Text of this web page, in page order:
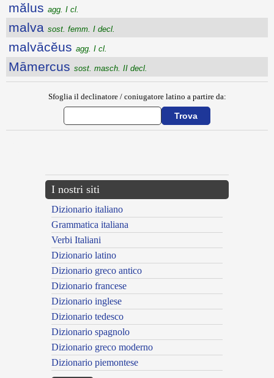
mălus agg. I cl.
malva sost. femm. I decl.
malvācĕus agg. I cl.
Māmercus sost. masch. II decl.
Sfoglia il declinatore / coniugatore latino a partire da:
I nostri siti
Dizionario italiano
Grammatica italiana
Verbi Italiani
Dizionario latino
Dizionario greco antico
Dizionario francese
Dizionario inglese
Dizionario tedesco
Dizionario spagnolo
Dizionario greco moderno
Dizionario piemontese